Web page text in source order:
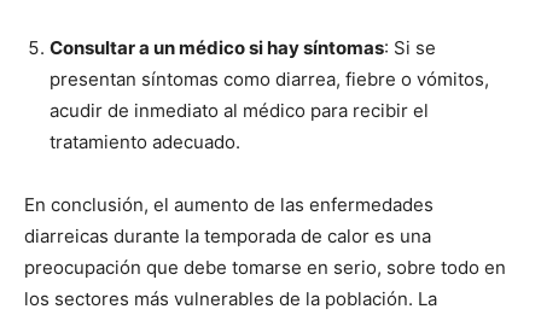
Consultar a un médico si hay síntomas: Si se
presentan síntomas como diarrea, fiebre o vómitos,
acudir de inmediato al médico para recibir el
tratamiento adecuado.
En conclusión, el aumento de las enfermedades
diarreicas durante la temporada de calor es una
preocupación que debe tomarse en serio, sobre todo en
los sectores más vulnerables de la población. La